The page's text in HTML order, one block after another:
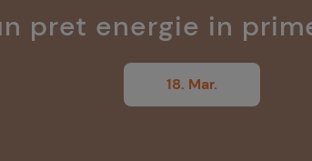
pret energie in
18. Mar.